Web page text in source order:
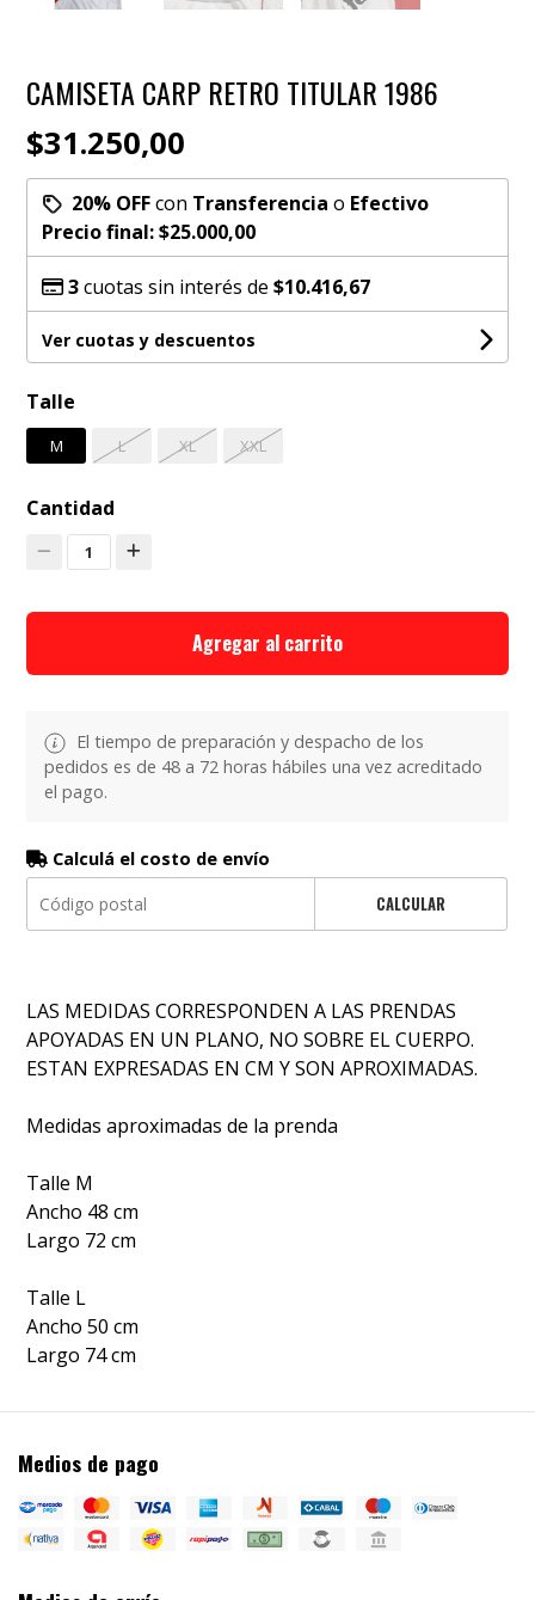
CAMISETA CARP RETRO TITULAR 1986
$31.250,00
20% OFFcon Transferencia o Efectivo
Precio final:$25.000,00
3cuotas sin interés de$10.416,67
Ver cuotas y descuentos
Talle
M L XL XXL
Cantidad
1
Agregar al carrito
El tiempo de preparación y despacho de los
pedidos es de 48 a 72 horas hábiles una vez acreditado
el pago.
Calculá el costo de envío
CALCULAR
LAS MEDIDAS CORRESPONDEN A LAS PRENDAS
APOYADAS EN UN PLANO, NO SOBRE EL CUERPO.
ESTAN EXPRESADAS EN CM Y SON APROXIMADAS.
Medidas aproximadas de la prenda
Talle M
Ancho 48 cm
Largo 72 cm
Talle L
Ancho 50 cm
Largo 74 cm
Medios de pago